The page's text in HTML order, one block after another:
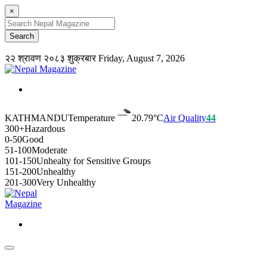
×
२२ श्रावण २०८३ शुक्रबारFriday, August 7, 2026
KATHMANDUTemperature 20.79°CAir Quality44
300+Hazardous
0-50Good
51-100Moderate
101-150Unhealty for Sensitive Groups
151-200Unhealthy
201-300Very Unhealthy